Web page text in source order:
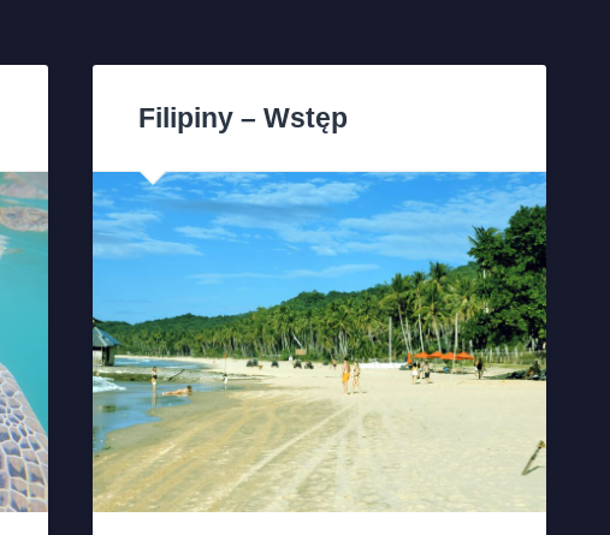
Filipiny – Wstęp